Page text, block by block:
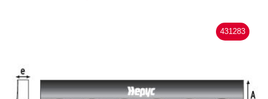
431283